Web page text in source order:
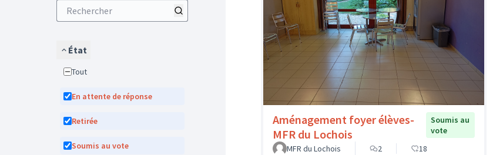
État
Tout
En attente de réponse
Retirée
Soumis au vote
Aménagement foyer élèves-
MFR du Lochois
Soumis au
vote
MFR du Lochois
2 18